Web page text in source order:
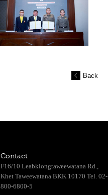
Back
Contact
F16/10 Leabklongtaweewatana Rd.,
Khet Taweewatana BKK 10170 Tel. 02-
800-6800-5